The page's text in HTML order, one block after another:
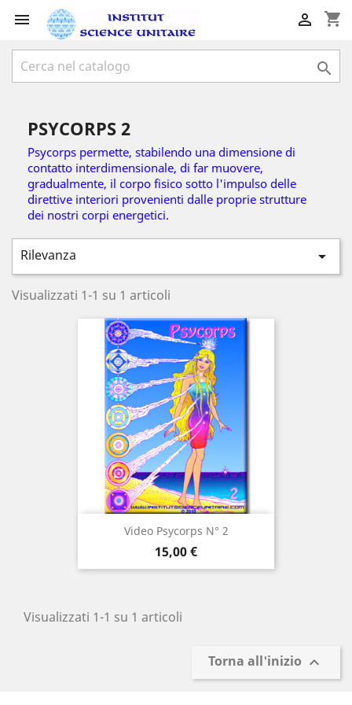
 shopping_cart


PSYCORPS 2
Psycorps permette, stabilendo una dimensione di
contatto interdimensionale, di far muovere,
gradualmente, il corpo fisico sotto l'impulso delle
direttive interiori provenienti dalle proprie strutture
dei nostri corpi energetici.
Rilevanza 
Visualizzati 1-1 su 1 articoli
Video Psycorps N° 2
Prezzo
15,00 €
Visualizzati 1-1 su 1 articoli
Torna all'inizio 